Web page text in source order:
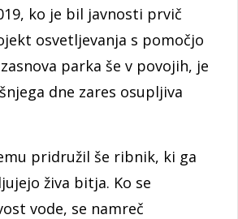
ko je bil javnosti prvič
osvetljevanja s pomočjo
parka še v povojih, je
dne zares osupljiva
pridružil še ribnik, ki ga
živa bitja. Ko se
vode, se namreč